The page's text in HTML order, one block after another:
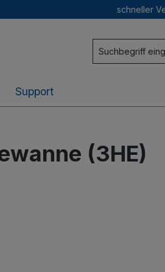
schneller
Support
(3HE)